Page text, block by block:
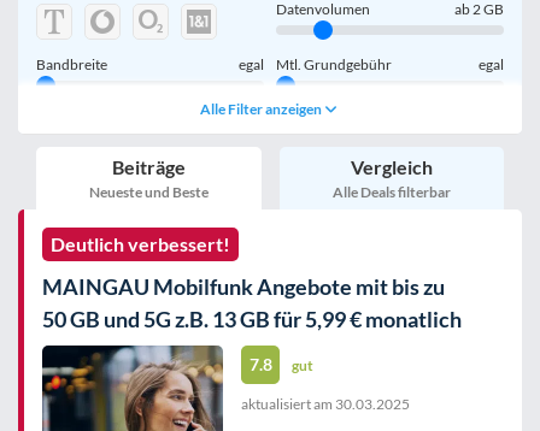
Datenvolumen ab2GB
Bandbreite egal Mtl. Grundgebühr egal
egal
inkl. Young-Tarife
nur 5G-Tarife inkl. Kombi-Tarife
mobile Festnetznummer
Handy-Speicher
Alle Filter anzeigen
Beiträge
Neueste und Beste
Vergleich
Alle Deals filterbar
Deutlich verbessert!
MAINGAU Mobilfunk Angebote mit bis zu
50 GB und 5G z.B. 13 GB für 5,99 € monatlich
7.8 gut
aktualisiert am 30.03.2025